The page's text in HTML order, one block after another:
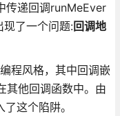
传递回调runMeEver
了一个问题:回调地
程风格，其中回调嵌
其他回调函数中。由
这个陷阱。